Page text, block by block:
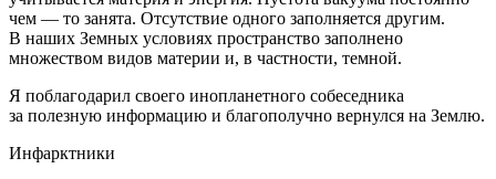
чем — то занята. Отсутствие одного заполняется другим.
В наших Земных условиях пространство заполнено
множеством видов материи и, в частности, темной.
Я поблагодарил своего инопланетного собеседника
за полезную информацию и благополучно вернулся на Землю.
Инфарктники